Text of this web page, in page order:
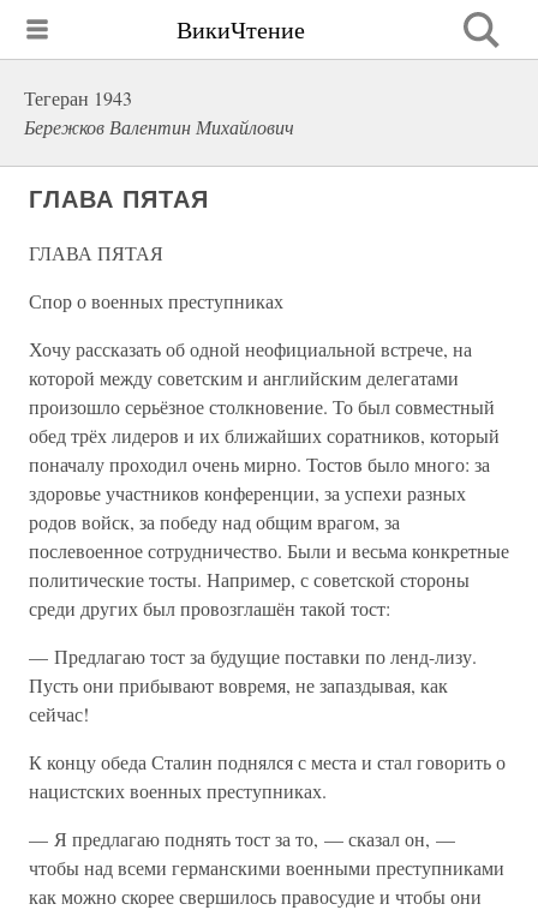
ВикиЧтение
Тегеран 1943
Бережков Валентин Михайлович
ГЛАВА ПЯТАЯ
ГЛАВА ПЯТАЯ
Спор о военных преступниках
Хочу рассказать об одной неофициальной встрече, на
которой между советским и английским делегатами
произошло серьёзное столкновение. То был совместный
обед трёх лидеров и их ближайших соратников, который
поначалу проходил очень мирно. Тостов было много: за
здоровье участников конференции, за успехи разных
родов войск, за победу над общим врагом, за
послевоенное сотрудничество. Были и весьма конкретные
политические тосты. Например, с советской стороны
среди других был провозглашён такой тост:
— Предлагаю тост за будущие поставки по ленд-лизу.
Пусть они прибывают вовремя, не запаздывая, как
сейчас!
К концу обеда Сталин поднялся с места и стал говорить о
нацистских военных преступниках.
— Я предлагаю поднять тост за то, — сказал он, —
чтобы над всеми германскими военными преступниками
как можно скорее свершилось правосудие и чтобы они